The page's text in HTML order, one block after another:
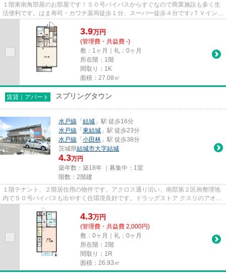
１階東南角部屋のお部屋です！５０号バイパスからすぐなので商業施設も多く生
活便利です。はま寿司・カワチ薬局徒歩１分、スーパー徒歩４分です♪ＴＶインタ
ーホン・ウォシュレット・ウ...
3.9万円
(管理費・共益費 -)
敷：1ヶ月｜礼：0ヶ月
所在階：1階
間取り：1K
面積：27.08㎡
賃貸｜アパート スプリングタウン
水戸線 「 結城 」駅 徒歩16分
水戸線 「 東結城 」駅 徒歩23分
水戸線 「 小田林 」駅 徒歩38分
茨城県結城市大字結城
4.3万円
築年数：築18年 ｜募集中： 1室
階数：2階建
１階テナント、２階居住用の物件です。アクロス通り沿い、南部第２区画整理地
内で５０号バイパスも出やすく住環境良好です。ドラッグストア クスリのアオキ
が徒歩1分にありお買い物便...
4.3万円
(管理費・共益費 2,000円)
敷：0ヶ月｜礼：0ヶ月
所在階：2階
間取り：1R
面積：26.93㎡